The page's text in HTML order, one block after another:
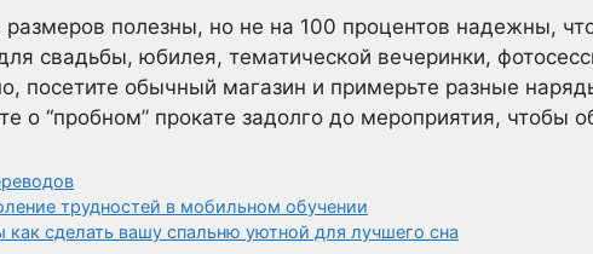
полезны, но не на 100 процентов надежны,
свадьбы, юбилея, тематической вечеринки,
посетите обычный магазин и примерьте разные
о “пробном” прокате задолго до мероприятия, чтобы
трудностей в мобильном обучении
как сделать вашу спальню уютной для лучшего сна